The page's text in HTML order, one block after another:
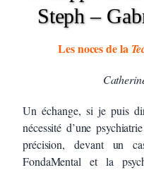
Steph –
Les noces de la
Un échange, si je puis
nécessité d’une
précision, devant un
FondaMental et la